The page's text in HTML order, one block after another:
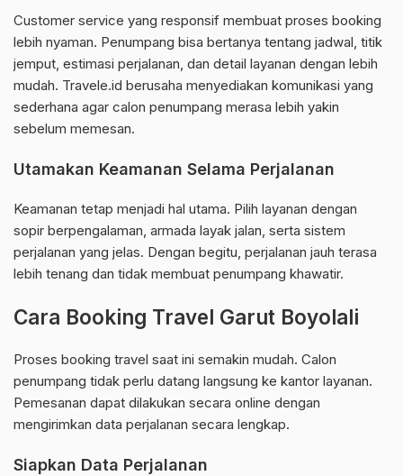
Customer service yang responsif membuat proses booking
lebih nyaman. Penumpang bisa bertanya tentang jadwal, titik
jemput, estimasi perjalanan, dan detail layanan dengan lebih
mudah. Travele.id berusaha menyediakan komunikasi yang
sederhana agar calon penumpang merasa lebih yakin
sebelum memesan.
Utamakan Keamanan Selama Perjalanan
Keamanan tetap menjadi hal utama. Pilih layanan dengan
sopir berpengalaman, armada layak jalan, serta sistem
perjalanan yang jelas. Dengan begitu, perjalanan jauh terasa
lebih tenang dan tidak membuat penumpang khawatir.
Cara Booking Travel Garut Boyolali
Proses booking travel saat ini semakin mudah. Calon
penumpang tidak perlu datang langsung ke kantor layanan.
Pemesanan dapat dilakukan secara online dengan
mengirimkan data perjalanan secara lengkap.
Siapkan Data Perjalanan